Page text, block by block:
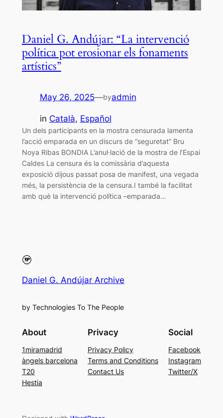
Daniel G. Andújar: “La intervenció
política pot erosionar els fonaments
artístics”
May 26, 2025—byadmin
in Català, Español
Un dels participants en la mostra censurada lamenta
l’acció emparada en un discurs de “seguretat” Bru
Noya Ribas BONDIA L’anul·lació de la mostra de l’Espai
Caldes La censura és la comissària d’aquesta
exposició dijous passat posa de manifest, una vegada
més, la persistència de la censura.I també la facilitat
amb què la intervenció política –emparada…
Daniel G. Andújar Archive
by Technologies To The People
About
1miramadrid
àngels barcelona
T20
Hestia
Privacy
Privacy Policy
Terms and Conditions
Contact Us
Social
Facebook
Instagram
Twitter/X